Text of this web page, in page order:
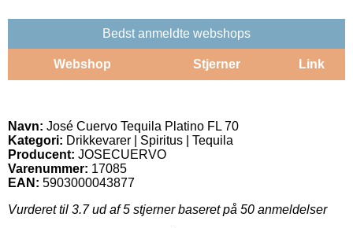
Bedst anmeldte webshops
Webshop Stjerner Link
Navn: José Cuervo Tequila Platino FL 70
Kategori: Drikkevarer | Spiritus | Tequila
Producent: JOSECUERVO
Varenummer: 17085
EAN: 5903000043877
Vurderet til 3.7ud af 5 stjerner baseret på 50 anmeldelser